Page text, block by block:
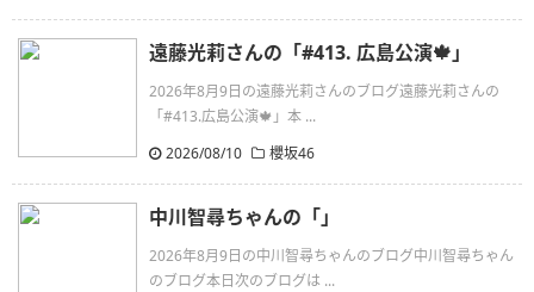
遠藤光莉さんの「#413. 広島公演🍁」
2026年8月9日の遠藤光莉さんのブログ遠藤光莉さんの
「#413.広島公演🍁」本 ...
2026/08/10
櫻坂46
中川智尋ちゃんの「」
2026年8月9日の中川智尋ちゃんのブログ中川智尋ちゃん
のブログ本日次のブログは ...